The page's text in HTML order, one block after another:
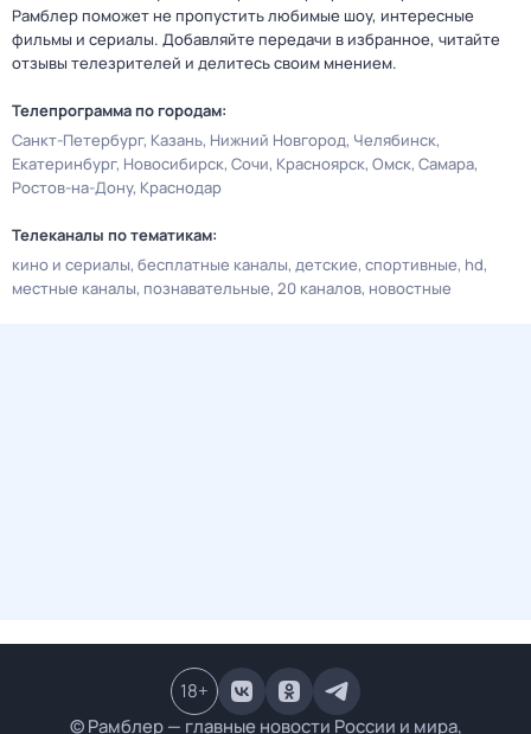
Рамблер поможет не пропустить любимые шоу, интересные
фильмы и сериалы. Добавляйте передачи в избранное, читайте
отзывы телезрителей и делитесь своим мнением.
Телепрограмма по городам:
Санкт-Петербург Казань Нижний Новгород Челябинск
Екатеринбург Новосибирск Сочи Красноярск Омск Самара
Ростов-на-Дону Краснодар
Телеканалы по тематикам:
кино и сериалы бесплатные каналы детские спортивные hd
местные каналы познавательные 20 каналов новостные
© Рамблер — главные новости России и мира,
18+